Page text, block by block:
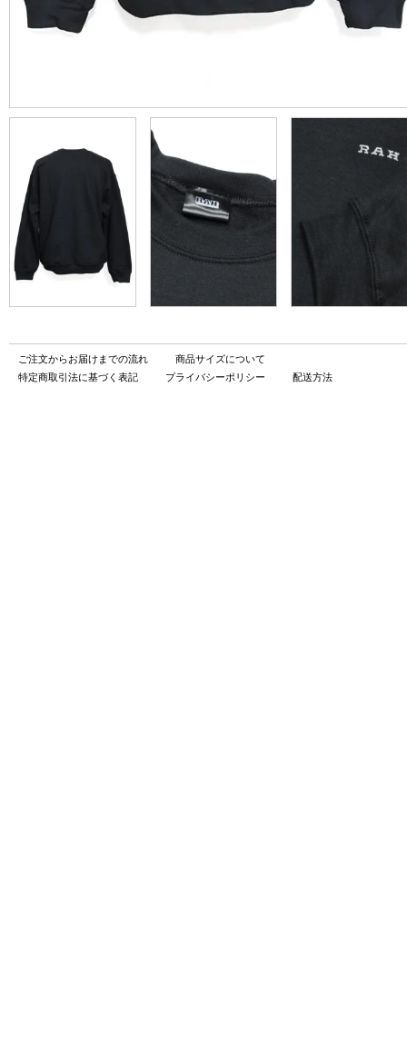
ご注文からお届けまでの流れ
商品サイズについて
特定商取引法に基づく表記
プライバシーポリシー 配送方法